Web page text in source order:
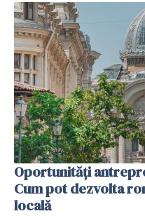
Oportunități
Cum pot dezvolta
locală